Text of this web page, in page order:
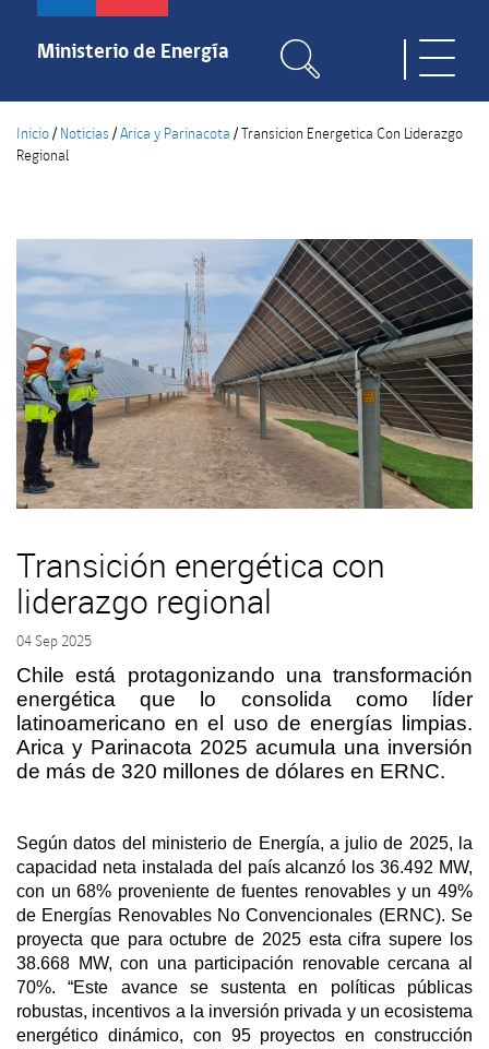
Pasar
contenido
Ministerio de Energía
Inicio/ Noticias /Arica y Parinacota /Transicion Energetica Con Liderazgo
Regional
Transición energética con
liderazgo regional
04 Sep 2025
Chile está protagonizando una transformación
energética que lo consolida como líder
latinoamericano en el uso de energías limpias.
Arica y Parinacota 2025 acumula una inversión
de más de 320 millones de dólares en ERNC.
Según datos del ministerio de Energía, a julio de 2025, la
capacidad neta instalada del país alcanzó los 36.492 MW,
con un 68% proveniente de fuentes renovables y un 49%
de Energías Renovables No Convencionales (ERNC). Se
proyecta que para octubre de 2025 esta cifra supere los
38.668 MW, con una participación renovable cercana al
70%. “Este avance se sustenta en políticas públicas
robustas, incentivos a la inversión privada y un ecosistema
energético dinámico, con 95 proyectos en construcción